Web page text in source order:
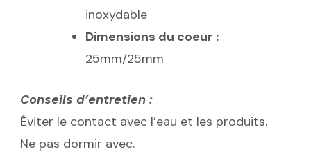
inoxydable
Dimensions du coeur :
25mm/25mm
Conseils d’entretien :
Éviter le contact avec l’eau et les produits.
Ne pas dormir avec.